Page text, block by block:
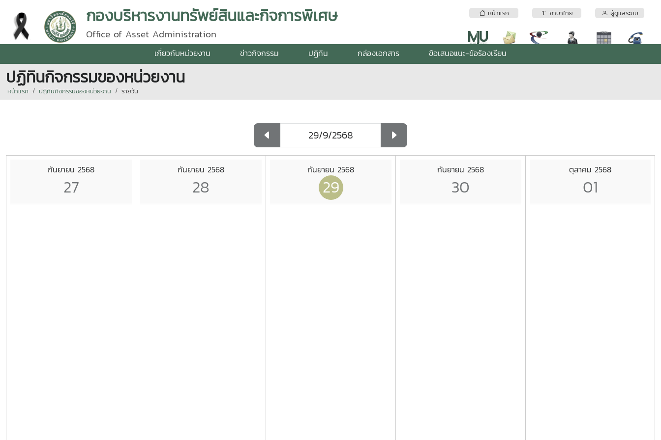
หน้าแรก ภาษาไทย ผู้ดูแลระบบ
กองบริหารงานทรัพย์สินและกิจการพิเศษ
Office of Asset Administration
เกี่ยวกับหน่วยงาน ข่าวกิจกรรม ปฏิทิน กล่องเอกสาร ข้อเสนอแนะ-ข้อร้องเรียน
ปฏิทินกิจกรรมของหน่วยงาน
หน้าแรก ปฏิทินกิจกรรมของหน่วยงาน รายวัน
กันยายน 2568
27
กันยายน 2568
28
กันยายน 2568
29
กันยายน 2568
30
ตุลาคม 2568
01